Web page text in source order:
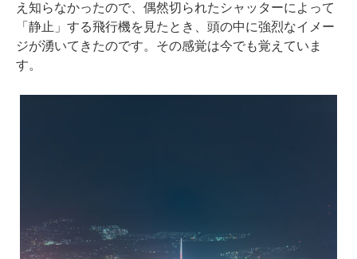
え知らなかったので、偶然切られたシャッターによって
「静止」する飛行機を見たとき、頭の中に強烈なイメー
ジが湧いてきたのです。その感覚は今でも覚えていま
す。